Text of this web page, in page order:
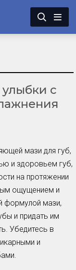
с
мази для губ,
и здоровьем губ,
на протяжении
ощущением и
формулой мази,
и придать им
Убедитесь в
и